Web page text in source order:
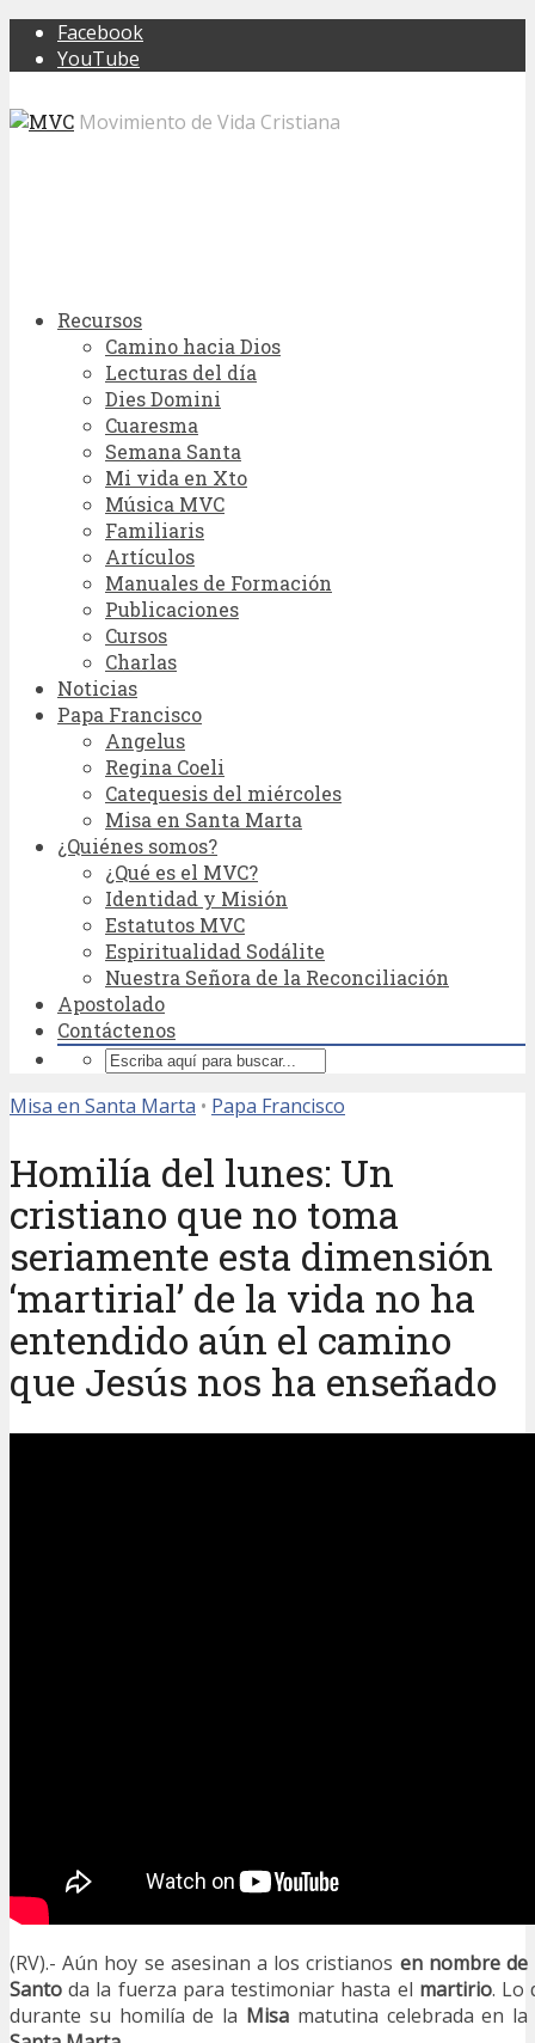
Facebook
YouTube
Movimiento de Vida Cristiana
Recursos
Camino hacia Dios
Lecturas del día
Dies Domini
Cuaresma
Semana Santa
Mi vida en Xto
Música MVC
Familiaris
Artículos
Manuales de Formación
Publicaciones
Cursos
Charlas
Noticias
Papa Francisco
Angelus
Regina Coeli
Catequesis del miércoles
Misa en Santa Marta
¿Quiénes somos?
¿Qué es el MVC?
Identidad y Misión
Estatutos MVC
Espiritualidad Sodálite
Nuestra Señora de la Reconciliación
Apostolado
Contáctenos
Misa en Santa Marta • Papa Francisco
Homilía del lunes: Un
cristiano que no toma
seriamente esta dimensión
‘martirial’ de la vida no ha
entendido aún el camino
que Jesús nos ha enseñado
(RV).- Aún hoy se asesinan a los cristianos en nombre de
Santo da la fuerza para testimoniar hasta el martirio. Lo
durante su homilía de la Misamatutina celebrada en la